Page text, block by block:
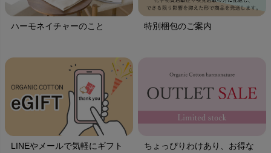
ハーモネイチャーのこと 特別梱包のご案内
LINEやメールで気軽にギフト
ちょっぴりわけあり、お得な